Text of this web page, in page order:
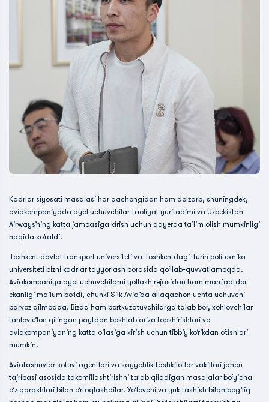
Kadrlar siyosati masalasi har qachongidan ham dolzarb, shuningdek,
aviakompaniyada ayol uchuvchilar faoliyat yuritadimi va Uzbekistan
Airways’ning katta jamoasiga kirish uchun qayerda ta’lim olish mumkinligi
haqida so‘raldi.
Toshkent davlat transport universiteti va Toshkentdagi Turin politexnika
universiteti bizni kadrlar tayyorlash borasida qo‘llab-quvvatlamoqda.
Aviakompaniya ayol uchuvchilarni yollash rejasidan ham manfaatdor
ekanligi ma’lum bo‘ldi, chunki Silk Avia’da allaqachon uchta uchuvchi
parvoz qilmoqda. Bizda ham bortkuzatuvchilarga talab bor, xohlovchilar
tanlov e’lon qilingan paytdan boshlab ariza topshirishlari va
aviakompaniyaning katta oilasiga kirish uchun tibbiy ko‘rikdan o‘tishlari
mumkin.
Aviatashuvlar sotuvi agentlari va sayyohlik tashkilotlar vakillari jahon
tajribasi asosida takomillashtirishni talab qiladigan masalalar bo‘yicha
o‘z qarashlari bilan o‘rtoqlashdilar. Yo‘lovchi va yuk tashish bilan bog‘liq